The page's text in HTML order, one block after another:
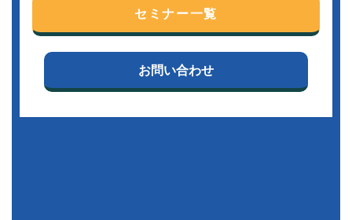
セミナー一覧
お問い合わせ